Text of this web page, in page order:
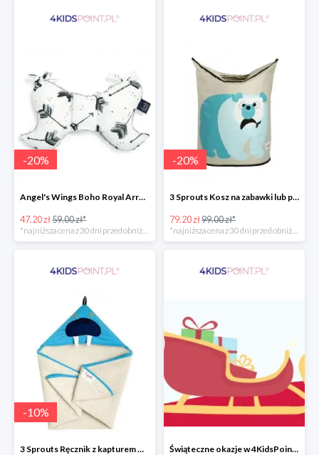
-20%
Angel's Wings Boho Royal Arrows Grey La Millou -20%
47.20 zł59.00 zł*
-20%
3 Sprouts Kosz na zabawki lub pranie Miś Polarny -20%
79.20 zł99.00 zł*
-10%
3 Sprouts Ręcznik z kapturem Mors -10% Świąteczne okazje w 4KidsPoint do -30%